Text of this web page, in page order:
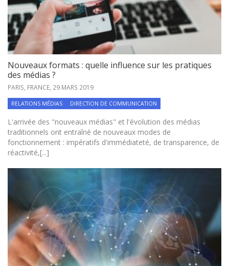
Nouveaux formats : quelle influence sur les pratiques
des médias ?
PARIS, FRANCE, 29 MARS 2019
RELATIONS MÉDIAS DIRECTION DE COMMUNICATION
L'arrivée des "nouveaux médias" et l'évolution des médias
traditionnels ont entraîné de nouveaux modes de
fonctionnement : impératifs d'immédiateté, de transparence, de
réactivité,[...]